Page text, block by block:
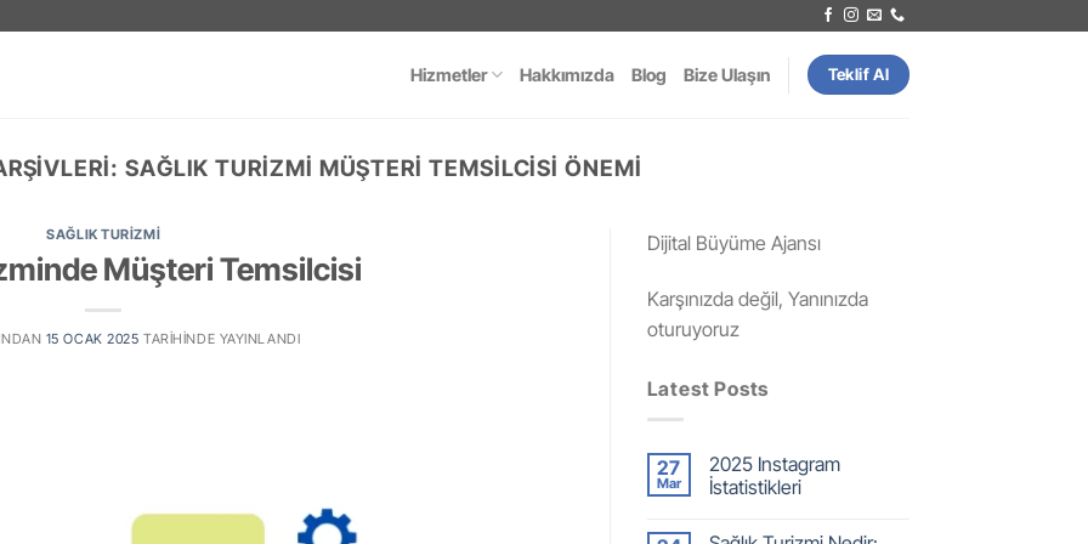
Hizmetler Hakkımızda Blog Bize Ulaşın Teklif Al
SAĞLIK TURIZMI MÜŞTERI TEMSILCISI ÖNEMI
SAĞLIK TURIZMI
Müşteri Temsilcisi
15 OCAK 2025 TARIHINDE YAYINLANDI
Dijital Büyüme Ajansı
Karşınızda değil, Yanınızda
oturuyoruz
Latest Posts
27
Mar
2025 Instagram
İstatistikleri